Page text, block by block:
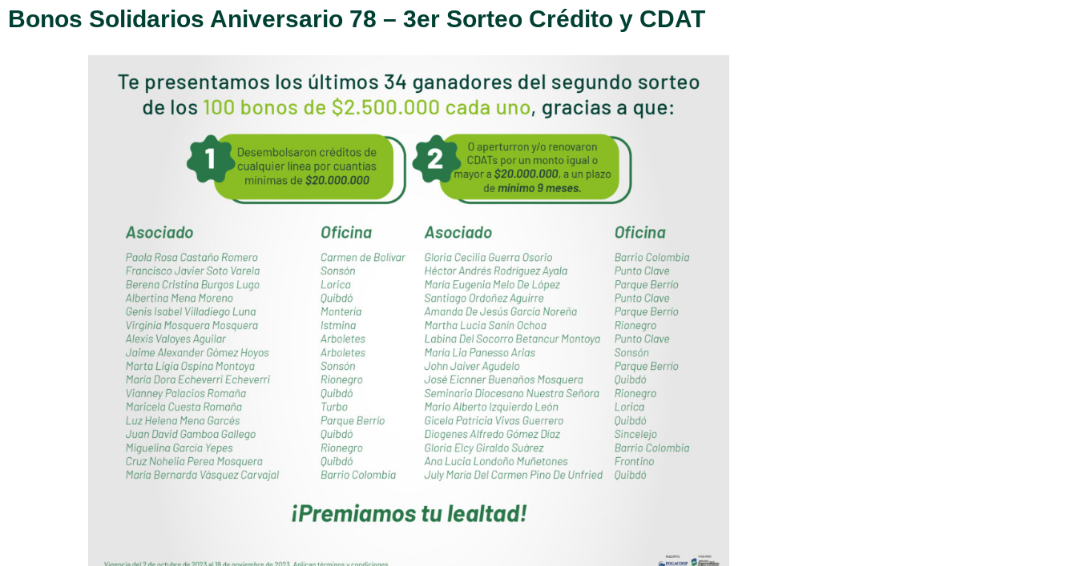
Bonos Solidarios Aniversario 78 – 3er Sorteo Crédito y CDAT